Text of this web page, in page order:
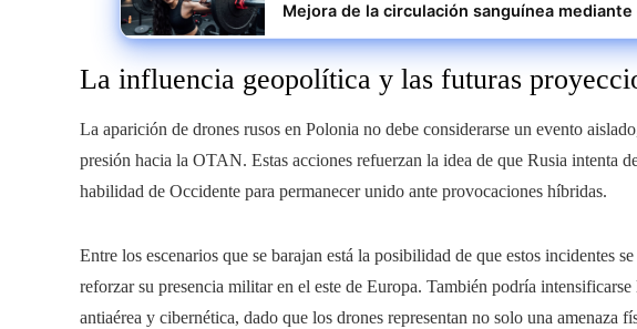
Mejora de la circulación sanguínea
La influencia geopolítica y las futuras
La aparición de drones rusos en Polonia no debe considerarse un evento
presión hacia la OTAN. Estas acciones refuerzan la idea de que Rusia intenta
habilidad de Occidente para permanecer unido ante provocaciones híbridas.
Entre los escenarios que se barajan está la posibilidad de que estos incidentes
reforzar su presencia militar en el este de Europa. También podría
antiaérea y cibernética, dado que los drones representan no solo una amenaza